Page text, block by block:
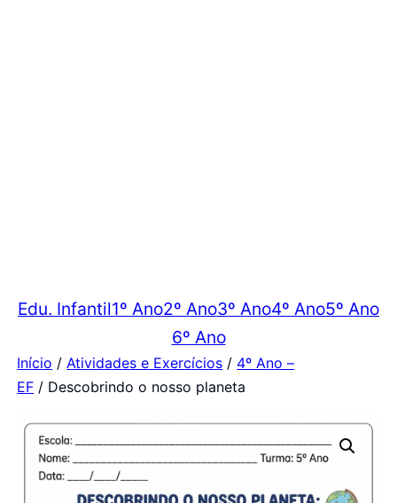
Edu. Infantil1º Ano2º Ano3º Ano4º Ano5º Ano
6º Ano
Início / Atividades e Exercícios / 4º Ano –
EF / Descobrindo o nosso planeta